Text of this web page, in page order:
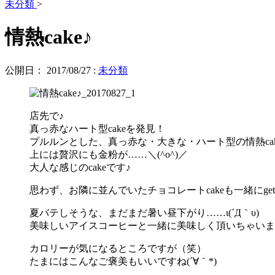
未分類 >
情熱cake♪
公開日： 2017/08/27 : 未分類
店先で♪
真っ赤なハート型cakeを発見！
プルルンとした、真っ赤な・大きな・ハート型の情熱
上には贅沢にも金粉が……＼(^o^)／
大人な感じのcakeです♪
思わず、お隣に並んでいたチョコレートcakeも一緒にget
夏バテしそうな、まだまだ暑い昼下がり……ι(´Д｀υ)
美味しいアイスコーヒーと一緒に美味しく頂いちゃい
カロリーが気になるところですが（笑）
たまにはこんなご褒美もいいですね(´∀｀*)